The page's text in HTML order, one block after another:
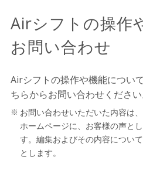
Airシフトの操作
お問い合わせ
Airシフトの操作や機能につい
ちらからお問い合わせください
お問い合わせいただいた内容は
ホームページに、お客様の声と
す。編集およびその内容につい
とします。